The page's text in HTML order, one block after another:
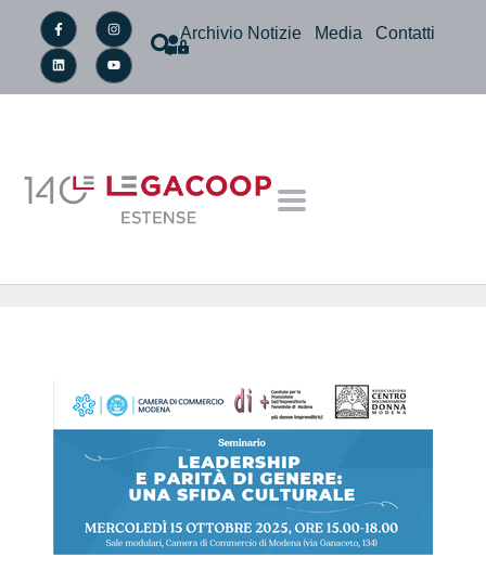
Archivio Notizie Media Contatti